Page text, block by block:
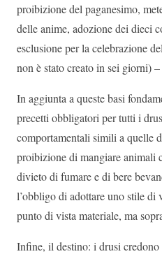
proibizione del paganesimo,
delle anime, adozione dei dieci
esclusione per la celebrazione
non è stato creato in sei giorni)
In aggiunta a queste basi
precetti obbligatori per tutti i
comportamentali simili a quelle
proibizione di mangiare animali
divieto di fumare e di bere
l’obbligo di adottare uno stile di
punto di vista materiale, ma
Infine, il destino: i drusi